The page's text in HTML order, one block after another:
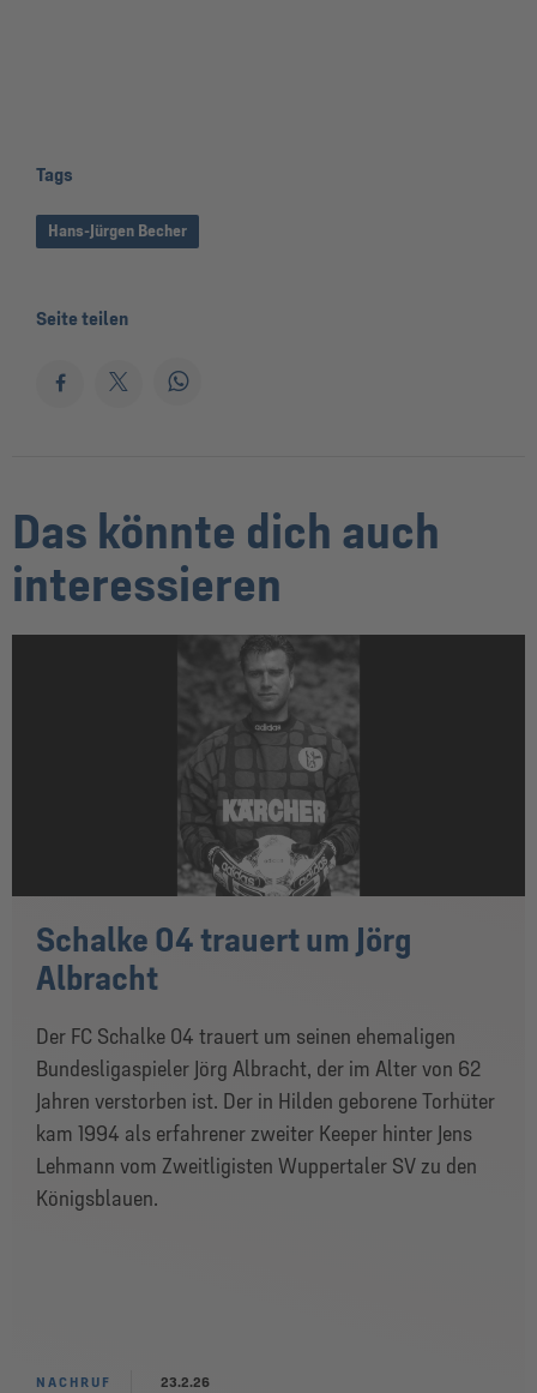
Tags
Hans-Jürgen Becher
Seite teilen
Das könnte dich auch
interessieren
Schalke 04 trauert um Jörg
Albracht
Der FC Schalke 04 trauert um seinen ehemaligen
Bundesligaspieler Jörg Albracht, der im Alter von 62
Jahren verstorben ist. Der in Hilden geborene Torhüter
kam 1994 als erfahrener zweiter Keeper hinter Jens
Lehmann vom Zweitligisten Wuppertaler SV zu den
Königsblauen.
NACHRUF 23.2.26